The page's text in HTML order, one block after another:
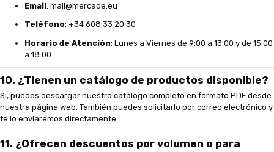
Email: mail@mercade.eu
Teléfono: +34 608 33 20 30
Horario de Atención: Lunes a Viernes de 9:00 a 13:00 y de 15:00
a 18:00.
10. ¿Tienen un catálogo de productos disponible?
Sí, puedes descargar nuestro catálogo completo en formato PDF desde
nuestra página web. También puedes solicitarlo por correo electrónico y
te lo enviaremos directamente.
11. ¿Ofrecen descuentos por volumen o para